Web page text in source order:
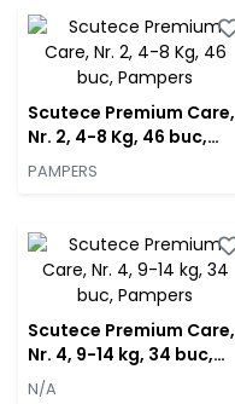
Scutece Premium Care,
Nr. 2, 4-8 Kg, 46 buc,
Pampers
PAMPERS
Scutece Premium Care,
Nr. 4, 9-14 kg, 34 buc,
Pampers
N/A